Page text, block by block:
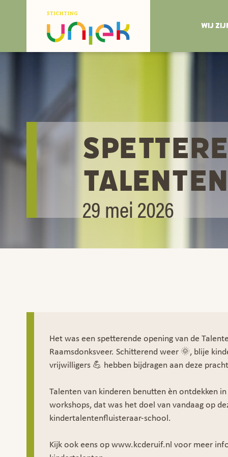
WIJ
29 mei 2026
Het was een spetterende opening van de
Raamsdonksveer. Schitterend weer 🌞, blije
vrijwilligers 💪 hebben bijdragen aan deze
Talenten van kinderen benutten èn ontdekken
workshops, dat was het doel van vandaag op
kindertalentenfluisteraar-school.
Kijk ook eens op www.kcderuif.nl voor meer